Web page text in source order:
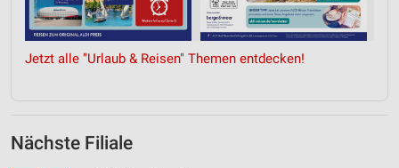
Jetzt alle "Urlaub & Reisen" Themen entdecken!
Nächste Filiale